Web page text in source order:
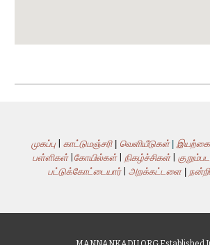
முகப்பு காட்டுமஞ்சரி வெளியீடுகள்
பள்ளிகள்| கோயில்கள்| நிகழ்ச்சிகள்
பட்டுக்கோட்டையார்| அறக்கட்டளை நன்றி